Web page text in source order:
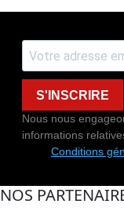
S'INSCRIRE
Nous nous
informations
Conditions
NOS